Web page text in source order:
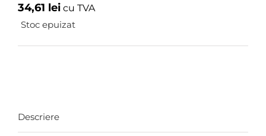
34,61 lei cu TVA
Stoc epuizat
Descriere